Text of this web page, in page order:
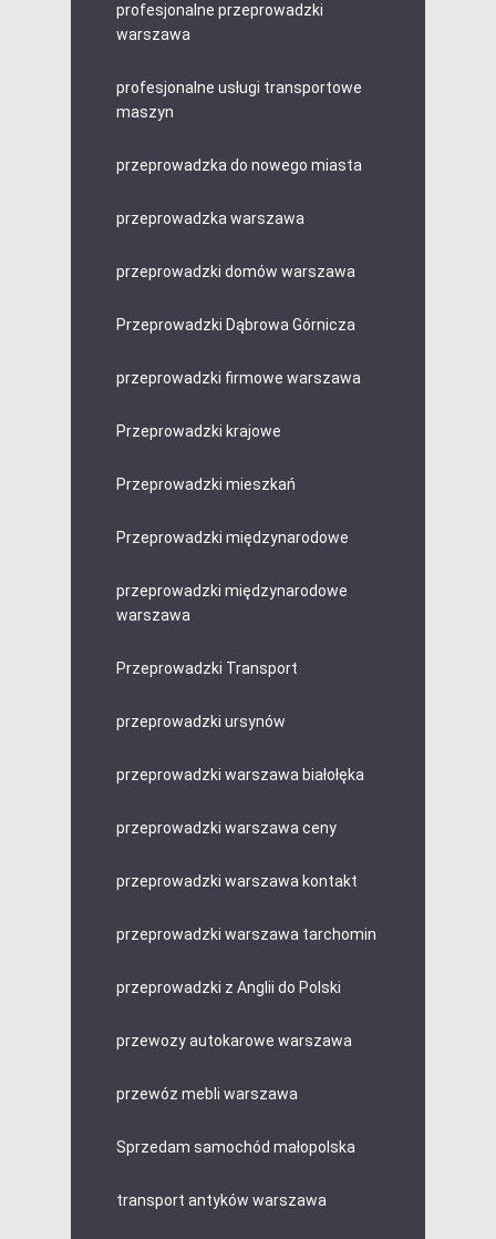
profesjonalne przeprowadzki
warszawa
profesjonalne usługi transportowe
maszyn
przeprowadzka do nowego miasta
przeprowadzka warszawa
przeprowadzki domów warszawa
Przeprowadzki Dąbrowa Górnicza
przeprowadzki firmowe warszawa
Przeprowadzki krajowe
Przeprowadzki mieszkań
Przeprowadzki międzynarodowe
przeprowadzki międzynarodowe
warszawa
Przeprowadzki Transport
przeprowadzki ursynów
przeprowadzki warszawa białołęka
przeprowadzki warszawa ceny
przeprowadzki warszawa kontakt
przeprowadzki warszawa tarchomin
przeprowadzki z Anglii do Polski
przewozy autokarowe warszawa
przewóz mebli warszawa
Sprzedam samochód małopolska
transport antyków warszawa